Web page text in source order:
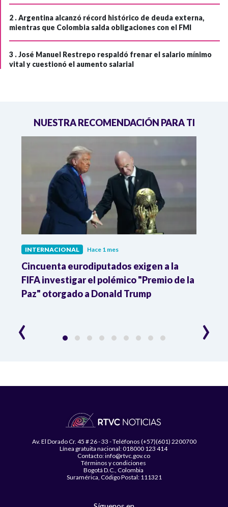
2 .Argentina alcanzó récord histórico de deuda externa,
mientras que Colombia salda obligaciones con el FMI
3 .José Manuel Restrepo respaldó frenar el salario mínimo
vital y cuestionó el aumento salarial
NUESTRA RECOMENDACIÓN PARA TI
INTERNACIONAL Hace 1 mes
Cincuenta eurodiputados exigen a la
FIFA investigar el polémico "Premio de la
Paz" otorgado a Donald Trump
‹ ›
Av. El Dorado Cr. 45 # 26 - 33 - Teléfonos (+57)(601) 2200700
Línea gratuita nacional: 018000 123 414
Contacto: info@rtvc.gov.co
Términos y condiciones
Bogotá D.C., Colombia
Suramérica, Código Postal: 111321